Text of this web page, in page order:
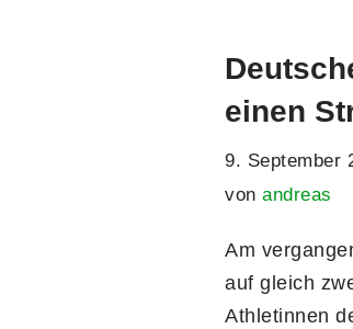
einen
9. September
vonandreas
Am
auf gleich
Athletinnen